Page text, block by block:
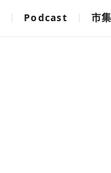
Podcast 市集